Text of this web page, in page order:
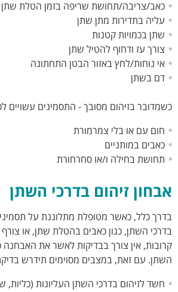
כאב/צריבה/תחושת שריפה בזמן הטלת שתן
עליה בתדירות מתן שתן
שתן בכמויות קטנות
צורך עז ודחוף להטיל שתן
אי נוחות/לחץ באזור הבטן התחתונה
דם בשתן
כשמדובר בזיהום מסובך - התסמינים עשויים
חום עם או בלי צמרמורת
כאבים במותניים
תחושת בחילה ו/או סחרחורת
אבחון זיהום בדרכי השתן
בדרך כלל, כאשר מטופלת מתלוננת על תסמינים
בדרכי השתן, כגון כאבים בהטלת שתן, או
קרובות, אין צורך בבדיקות לאשר את האבחנה
השתן. עם זאת, במצבים מסוימים תידרש
חשד לזיהום בדרכי השתן העליונות (כליות,